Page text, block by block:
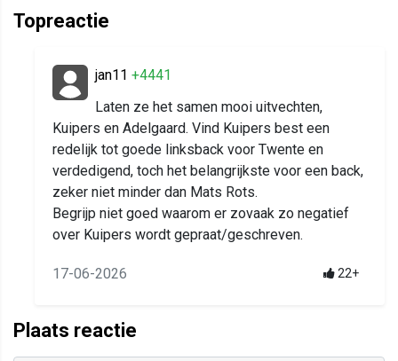
Topreactie
jan11 +4441
Laten ze het samen mooi uitvechten,
Kuipers en Adelgaard. Vind Kuipers best een
redelijk tot goede linksback voor Twente en
verdedigend, toch het belangrijkste voor een back,
zeker niet minder dan Mats Rots.
Begrijp niet goed waarom er zovaak zo negatief
over Kuipers wordt gepraat/geschreven.
17-06-2026 22+
Plaats reactie